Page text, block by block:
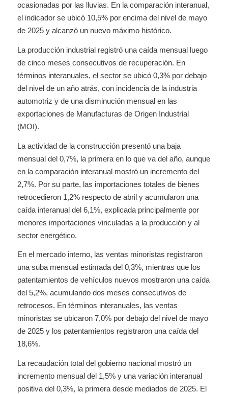
ocasionadas por las lluvias. En la comparación interanual,
el indicador se ubicó 10,5% por encima del nivel de mayo
de 2025 y alcanzó un nuevo máximo histórico.
La producción industrial registró una caída mensual luego
de cinco meses consecutivos de recuperación. En
términos interanuales, el sector se ubicó 0,3% por debajo
del nivel de un año atrás, con incidencia de la industria
automotriz y de una disminución mensual en las
exportaciones de Manufacturas de Origen Industrial
(MOI).
La actividad de la construcción presentó una baja
mensual del 0,7%, la primera en lo que va del año, aunque
en la comparación interanual mostró un incremento del
2,7%. Por su parte, las importaciones totales de bienes
retrocedieron 1,2% respecto de abril y acumularon una
caída interanual del 6,1%, explicada principalmente por
menores importaciones vinculadas a la producción y al
sector energético.
En el mercado interno, las ventas minoristas registraron
una suba mensual estimada del 0,3%, mientras que los
patentamientos de vehículos nuevos mostraron una caída
del 5,2%, acumulando dos meses consecutivos de
retrocesos. En términos interanuales, las ventas
minoristas se ubicaron 7,0% por debajo del nivel de mayo
de 2025 y los patentamientos registraron una caída del
18,6%.
La recaudación total del gobierno nacional mostró un
incremento mensual del 1,5% y una variación interanual
positiva del 0,3%, la primera desde mediados de 2025. El